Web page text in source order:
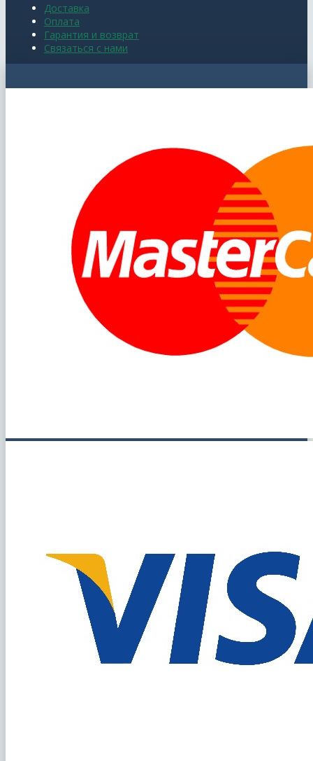
Доставка
Оплата
Гарантия и возврат
Связаться с нами